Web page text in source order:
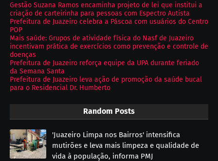
Gestão Suzana Ramos encaminha projeto de lei que institui a
criação de carteirinha para pessoas com Espectro Autista
Prefeitura de Juazeiro celebra a Páscoa com usuários do Centro
POP
Mais saúde: Grupos de atividade física do Nasf de Juazeiro
incentivam prática de exercícios como prevenção e controle de
doenças
Prefeitura de Juazeiro reforça equipe da UPA durante feriado
da Semana Santa
Prefeitura de Juazeiro leva ação de promoção da saúde bucal
para o Residencial Dr. Humberto
Random Posts
'Juazeiro Limpa nos Bairros' intensifica
mutirões e leva mais limpeza e qualidade de
vida à população, informa PMJ